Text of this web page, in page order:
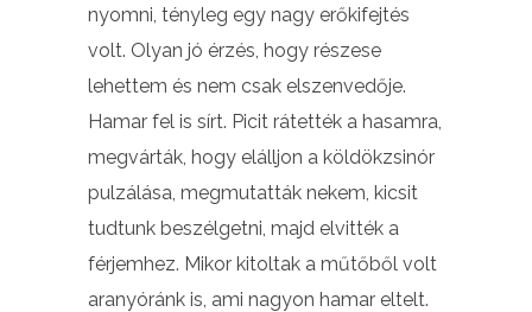
nyomni, tényleg egy nagy erőkifejtés
volt. Olyan jó érzés, hogy részese
lehettem és nem csak elszenvedője.
Hamar fel is sírt. Picit rátették a hasamra,
megvárták, hogy elálljon a köldökzsinór
pulzálása, megmutatták nekem, kicsit
tudtunk beszélgetni, majd elvitték a
férjemhez. Mikor kitoltak a műtőből volt
aranyóránk is, ami nagyon hamar eltelt.